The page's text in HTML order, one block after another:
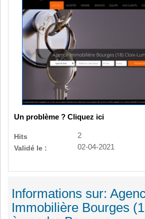
Un problème ? Cliquez ici
Hits
2
Validé le :
02-04-2021
Informations sur:
Immobilière Bourges